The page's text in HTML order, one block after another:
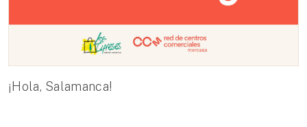
¡Hola, Salamanca!